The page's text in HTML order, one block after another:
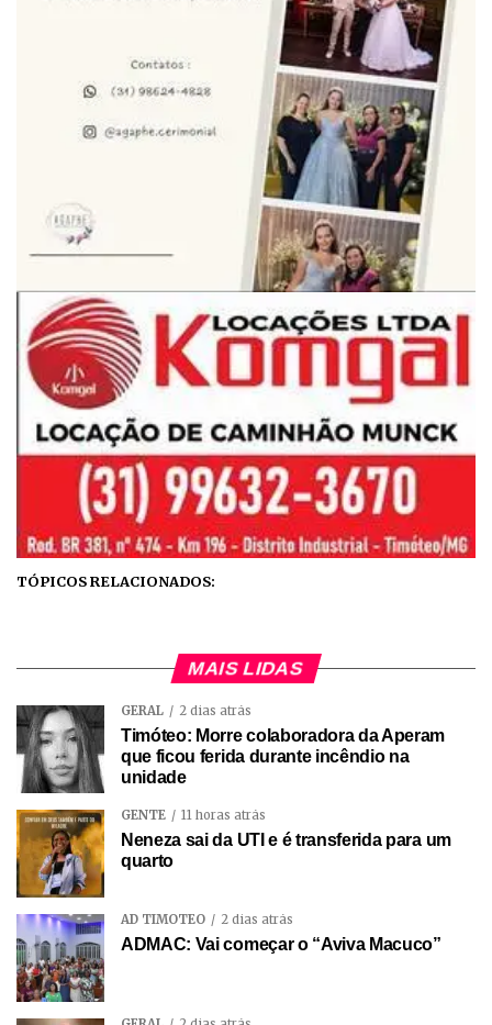
TÓPICOS RELACIONADOS:
MAIS LIDAS
GERAL 2 dias atrás
Timóteo: Morre colaboradora da Aperam
que ficou ferida durante incêndio na
unidade
GENTE 11 horas atrás
Neneza sai da UTI e é transferida para um
quarto
AD TIMÓTEO 2 dias atrás
ADMAC: Vai começar o “Aviva Macuco”